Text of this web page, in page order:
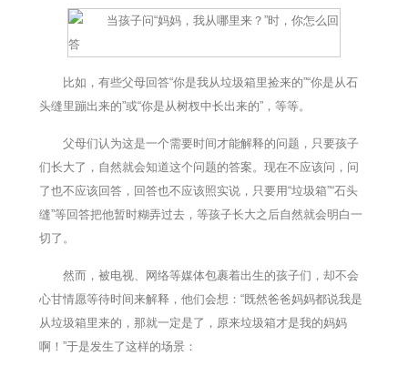
比如，有些父母回答“你是我从垃圾箱里捡来的”“你是从石
头缝里蹦出来的”或“你是从树杈中长出来的”，等等。
父母们认为这是一个需要时间才能解释的问题，只要孩子
们长大了，自然就会知道这个问题的答案。现在不应该问，问
了也不应该回答，回答也不应该照实说，只要用“垃圾箱”“石头
缝”等回答把他暂时糊弄过去，等孩子长大之后自然就会明白一
切了。
然而，被电视、网络等媒体包裹着出生的孩子们，却不会
心甘情愿等待时间来解释，他们会想：“既然爸爸妈妈都说我是
从垃圾箱里来的，那就一定是了，原来垃圾箱才是我的妈妈
啊！”于是发生了这样的场景：